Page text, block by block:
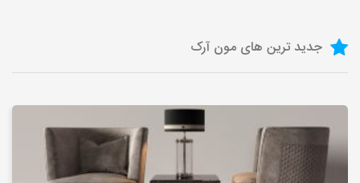
جدید ترین های مون آرک